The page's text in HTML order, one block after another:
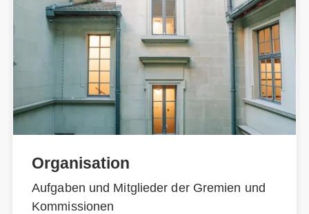
Organisation
Aufgaben und Mitglieder der Gremien und
Kommissionen